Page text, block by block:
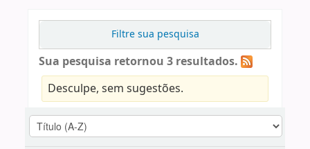
Filtre sua pesquisa
Sua pesquisa retornou 3 resultados.
Desculpe, sem sugestões.